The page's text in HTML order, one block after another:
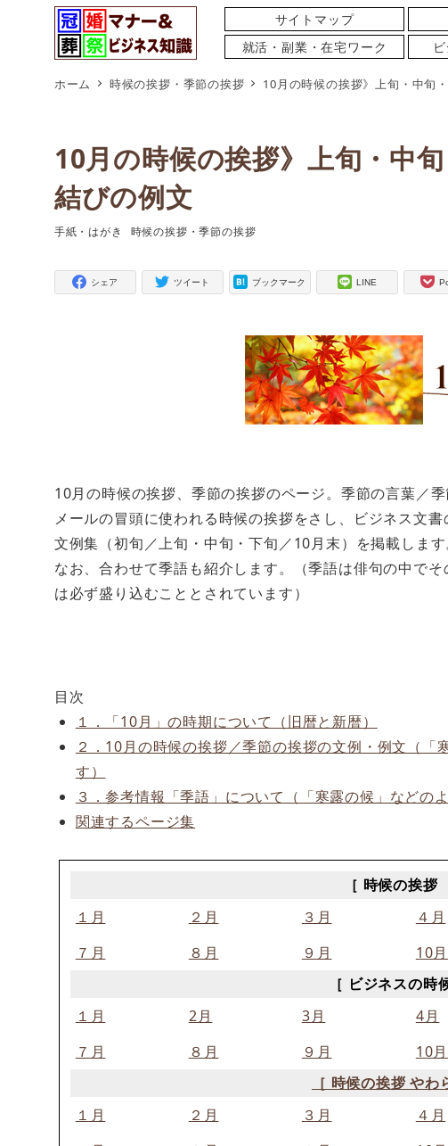
サイトマップ
就活・副業・在宅ワーク
ホーム 時候の挨拶・季節の挨拶 10月の時候の挨拶》上旬・中旬
10月の時候の挨拶》上旬・中
結びの例文
タグ
手紙・はがき
タグ
時候の挨拶・季節の挨拶
シェア ツイート ブックマーク LINE
10月の時候の挨拶、季節の挨拶のページ。季節の言葉／
メールの冒頭に使われる時候の挨拶をさし、ビジネス文
文例集（初旬／上旬・中旬・下旬／10月末）を掲載します
なお、合わせて季語も紹介します。（季語は俳句の中で
は必ず盛り込むこととされています）
目次
１．「10月」の時期について（旧暦と新暦）
２．10月の時候の挨拶／季節の挨拶の文例・例文（「
す）
３．参考情報「季語」について（「寒露の候」などの
関連するページ集
［ 時候の挨拶
１月
２月 ３月 ４月
７月
８月 ９月 10月
［ ビジネスの時
１月
2月 3月 4月
７月
８月 ９月 10月
［ 時候の挨拶 やわ
１月
２月 ３月 ４月